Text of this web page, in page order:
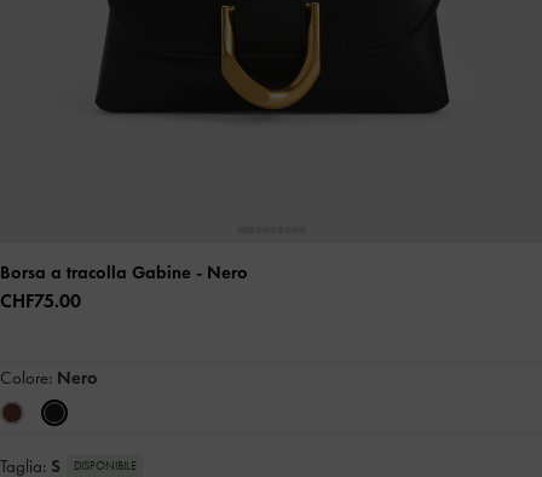
Borsa a tracolla Gabine - Nero
CHF75.00
Colore: Nero
Taglia: S DISPONIBILE